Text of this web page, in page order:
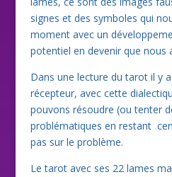
signes et des symboles qui
moment avec un
potentiel en devenir que nous
Dans une lecture du tarot il y
récepteur, avec cette
pouvons résoudre (ou tenter
problématiques en restant
pas sur le problème.
Le tarot avec ses 22 lames